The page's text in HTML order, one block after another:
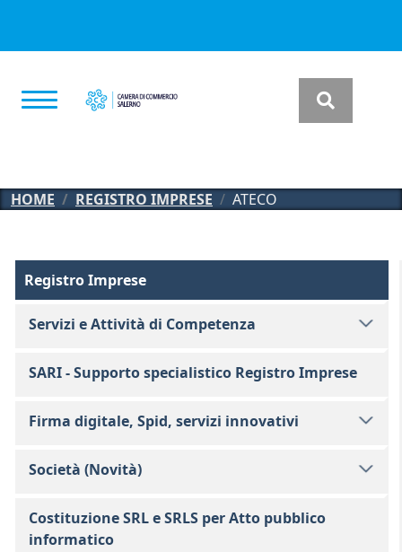
HOME REGISTRO IMPRESE ATECO
Registro Imprese
Registro Imprese
Servizi e Attività di Competenza
SARI - Supporto specialistico Registro Imprese
Firma digitale, Spid, servizi innovativi
Società (Novità)
Costituzione SRL e SRLS per Atto pubblico
informatico